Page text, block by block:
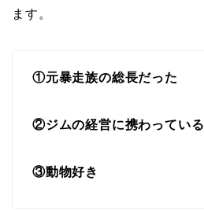
ます。
①元暴走族の総長だった
②ジムの経営に携わっている
③動物好き